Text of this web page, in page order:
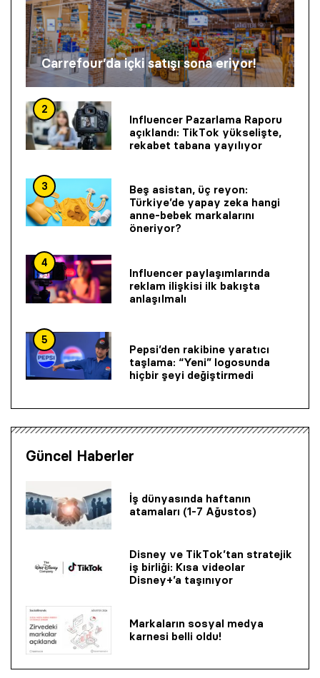
Carrefour’da içki satışı sona eriyor!
2
Influencer Pazarlama Raporu
açıklandı: TikTok yükselişte,
rekabet tabana yayılıyor
3
Beş asistan, üç reyon:
Türkiye’de yapay zeka hangi
anne-bebek markalarını
öneriyor?
4
Influencer paylaşımlarında
reklam ilişkisi ilk bakışta
anlaşılmalı
5
Pepsi’den rakibine yaratıcı
taşlama: “Yeni” logosunda
hiçbir şeyi değiştirmedi
Güncel Haberler
İş dünyasında haftanın
atamaları (1-7 Ağustos)
Disney ve TikTok’tan stratejik
iş birliği: Kısa videolar
Disney+’a taşınıyor
Markaların sosyal medya
karnesi belli oldu!